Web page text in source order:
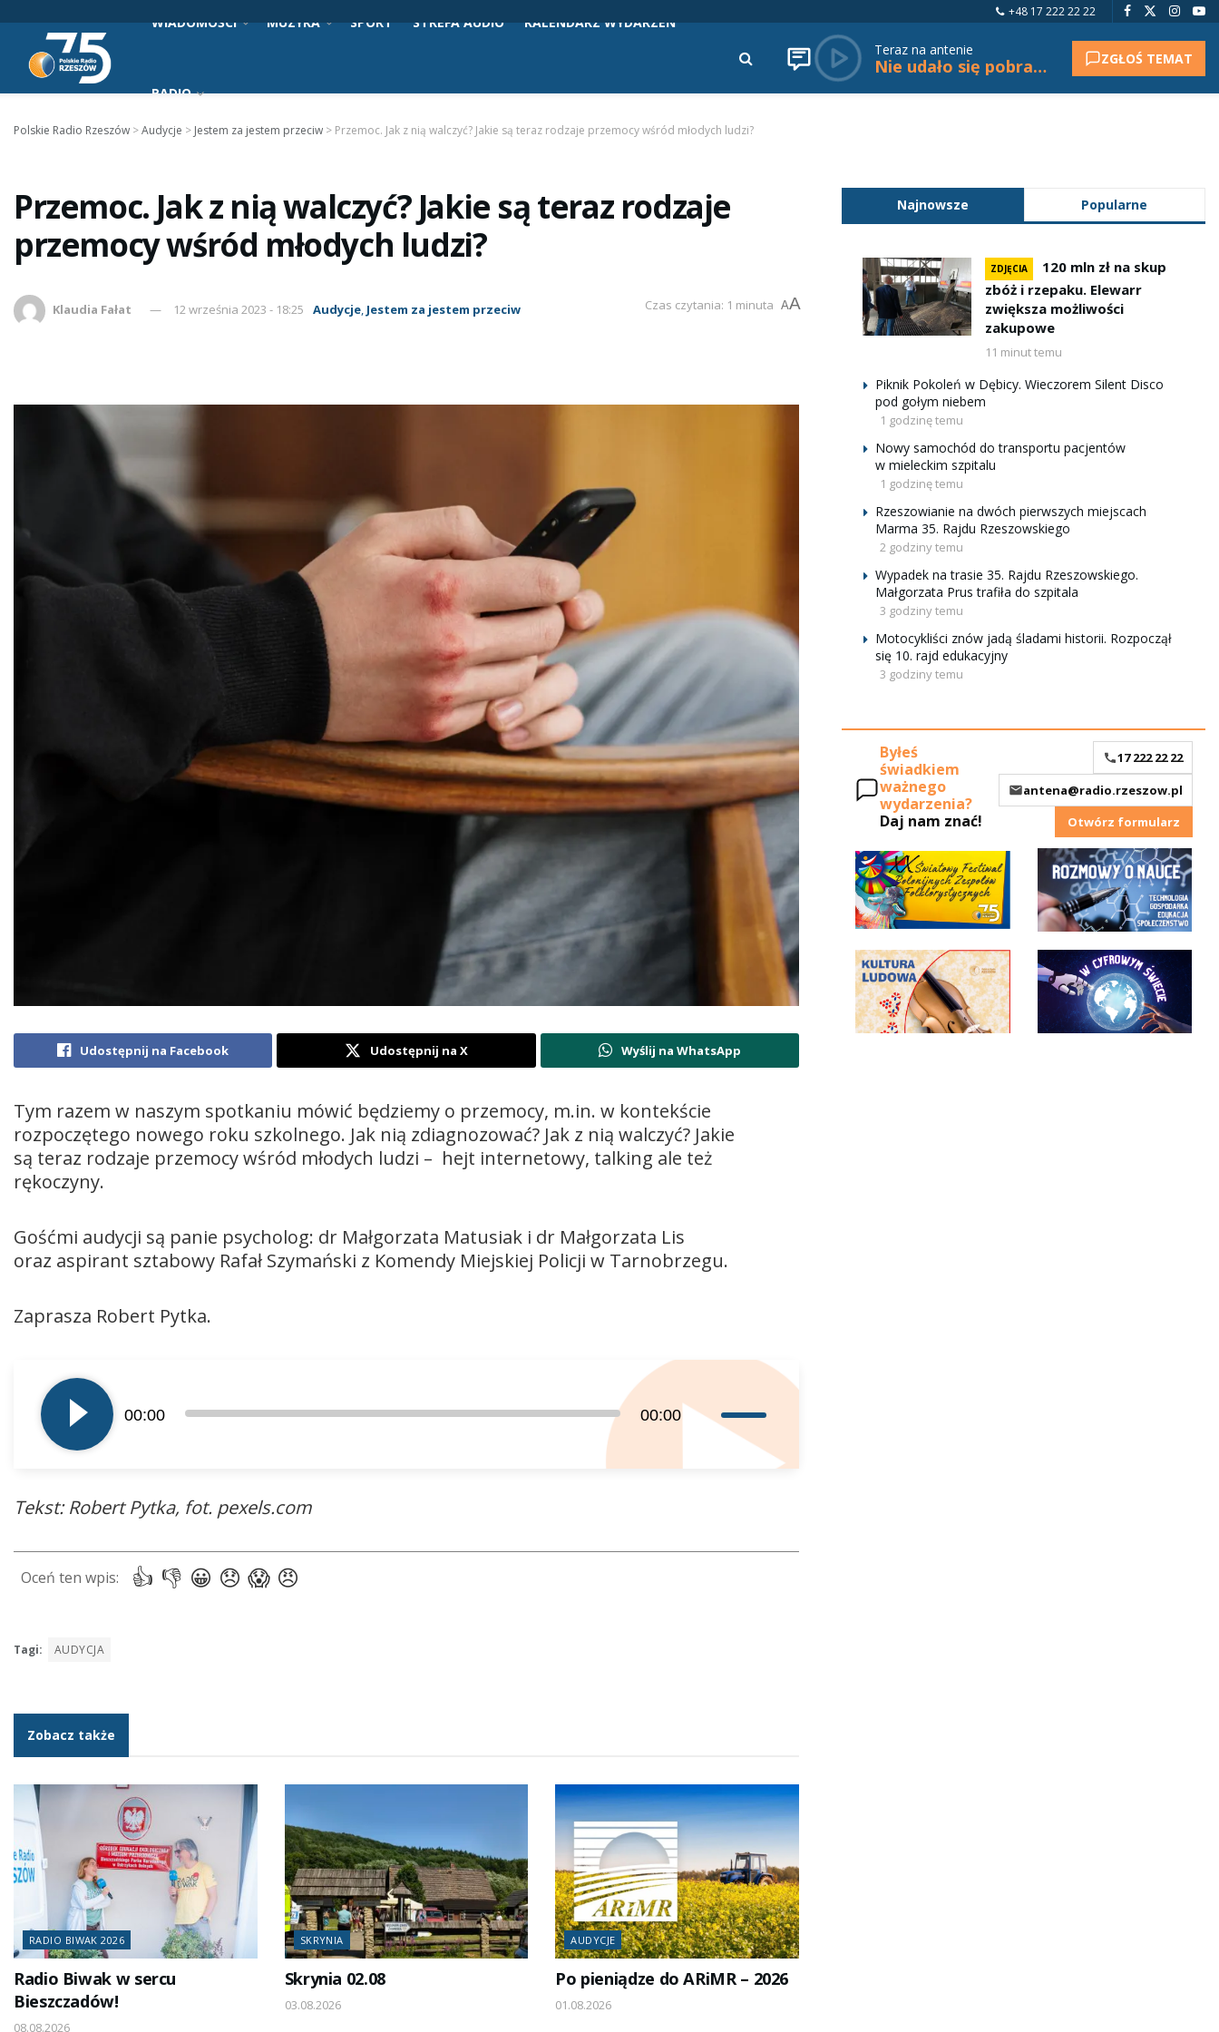
+48 17 222 22 22
WIADOMOŚCI MUZYKA SPORT STREFA AUDIO KALENDARZ WYDARZEŃ
RADIO
Teraz na antenie
Nie udało się pobrać tytułu. ZGŁOŚ TEMAT
Polskie Radio Rzeszów >Audycje > Jestem za jestem przeciw > Przemoc. Jak z nią walczyć? Jakie są teraz rodzaje przemocy wśród młodych ludzi?
Przemoc. Jak z nią walczyć? Jakie są teraz rodzaje
przemocy wśród młodych ludzi?
Klaudia Fałat 12 września 2023 - 18:25 Audycje, Jestem za jestem przeciw Czas czytania: 1 minuta AA
Udostępnij na Facebook Udostępnij na X Wyślij na WhatsApp
​​​​​​Tym razem w naszym spotkaniu mówić będziemy o przemocy, m.in. w kontekście
rozpoczętego nowego roku szkolnego. Jak nią zdiagnozować? Jak z nią walczyć? Jakie
są teraz rodzaje przemocy wśród młodych ludzi – hejt internetowy, talking ale też
rękoczyny.
Gośćmi audycji są panie psycholog: dr Małgorzata Matusiak i dr Małgorzata Lis
oraz aspirant sztabowy Rafał Szymański z Komendy Miejskiej Policji w Tarnobrzegu.
Zaprasza Robert Pytka.
plików
dźwiękowych
00:00 00:00
strzałek
dołu
Tekst: Robert Pytka, fot. pexels.com
Tagi: AUDYCJA
Zobacz także
RADIO BIWAK 2026
Radio Biwak w sercu
Bieszczadów!
08.08.2026
SKRYNIA
Skrynia 02.08
03.08.2026
AUDYCJE
Po pieniądze do ARiMR – 2026
01.08.2026
Najnowsze Popularne
ZDJĘCIA
120 mln zł na skup
zbóż i rzepaku. Elewarr
zwiększa możliwości
zakupowe
11 minut temu
Piknik Pokoleń w Dębicy. Wieczorem Silent Disco
pod gołym niebem
1 godzinę temu
Nowy samochód do transportu pacjentów
w mieleckim szpitalu
1 godzinę temu
Rzeszowianie na dwóch pierwszych miejscach
Marma 35. Rajdu Rzeszowskiego
2 godziny temu
Wypadek na trasie 35. Rajdu Rzeszowskiego.
Małgorzata Prus trafiła do szpitala
3 godziny temu
Motocykliści znów jadą śladami historii. Rozpoczął
się 10. rajd edukacyjny
3 godziny temu
Byłeś
świadkiem
ważnego
wydarzenia?
Daj nam znać!
17 222 22 22
antena@radio.rzeszow.pl
Otwórz formularz